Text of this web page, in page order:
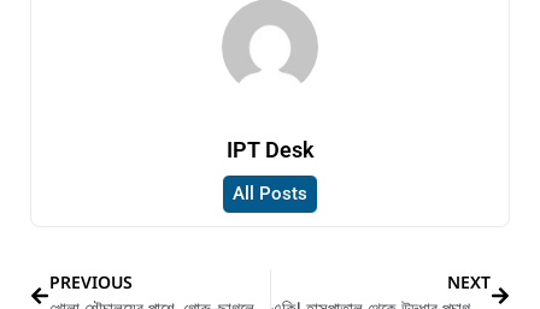
IPT Desk
All Posts
PREVIOUS NEXT